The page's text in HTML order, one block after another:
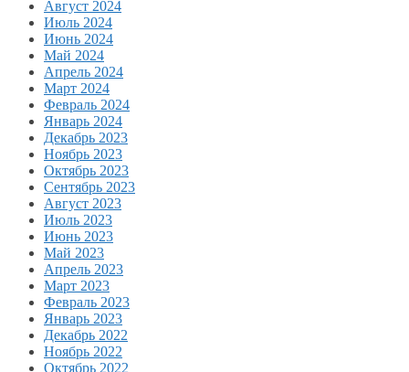
Август 2024
Июль 2024
Июнь 2024
Май 2024
Апрель 2024
Март 2024
Февраль 2024
Январь 2024
Декабрь 2023
Ноябрь 2023
Октябрь 2023
Сентябрь 2023
Август 2023
Июль 2023
Июнь 2023
Май 2023
Апрель 2023
Март 2023
Февраль 2023
Январь 2023
Декабрь 2022
Ноябрь 2022
Октябрь 2022